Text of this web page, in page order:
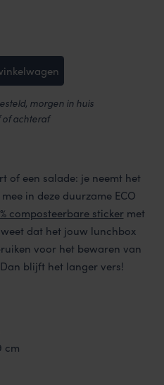
morgen in huis
of achteraf
of een salade: je neemt het
in deze duurzame ECO
composteerbare stickermet
dat het jouw lunchbox
voor het bewaren van
blijft het langer vers!
cm